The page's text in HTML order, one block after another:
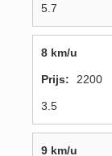
5.7
8 km/u
2200
3.5
9 km/u